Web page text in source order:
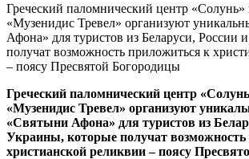
Греческий паломнический центр
«Музенидис Тревел» организуют
Афона» для туристов из Беларуси, России
получат возможность приложиться к
– поясу Пресвятой Богородицы
Греческий паломнический центр
«Музенидис Тревел» организуют
«Святыни Афона» для туристов из
Украины, которые получат
христианской реликвии – поясу